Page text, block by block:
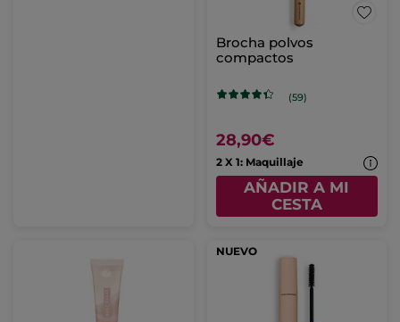
Brocha polvos
compactos
(59)
28,90€
2 X 1: Maquillaje
AÑADIR A MI
CESTA
NUEVO